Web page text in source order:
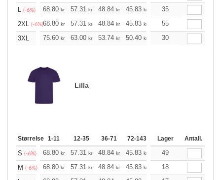
L (-6%) 68.80 kr 57.31 kr 48.84 kr 45.83 kr 43.60
35
2XL (-6%)68.80 kr 57.31 kr 48.84 kr 45.83 kr 43.60
55
3XL
75.60 kr 63.00 kr 53.74 kr 50.40 kr 47.83
30
Lilla
Størrelse 1-11 12-35 36-71 72-143 144-287 288 +
Lager Antall.
S (-6%) 68.80 kr 57.31 kr 48.84 kr 45.83 kr 43.60
49
M (-6%) 68.80 kr 57.31 kr 48.84 kr 45.83 kr 43.60
18